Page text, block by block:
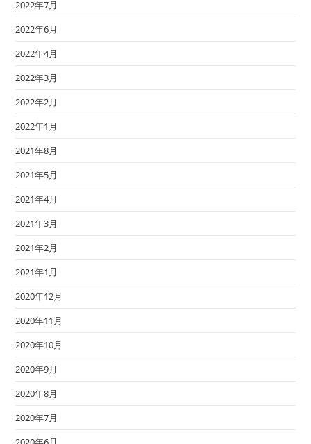
2022年7月
2022年6月
2022年4月
2022年3月
2022年2月
2022年1月
2021年8月
2021年5月
2021年4月
2021年3月
2021年2月
2021年1月
2020年12月
2020年11月
2020年10月
2020年9月
2020年8月
2020年7月